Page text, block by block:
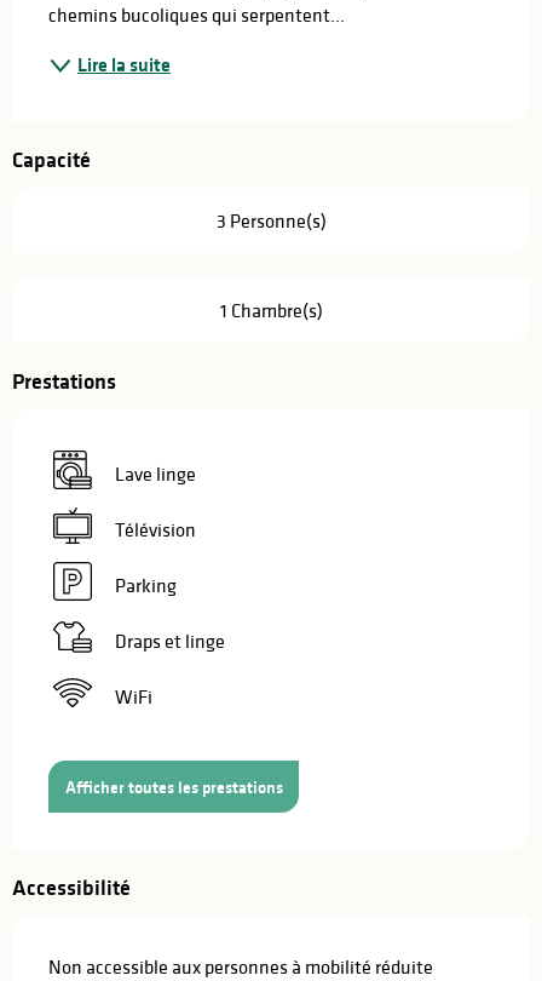
chemins bucoliques qui serpentent...
Lire la suite
Capacité
3 Personne(s)
1 Chambre(s)
Prestations
Lave linge
Télévision
Parking
Draps et linge
WiFi
Afficher toutes les prestations
Accessibilité
Non accessible aux personnes à mobilité réduite